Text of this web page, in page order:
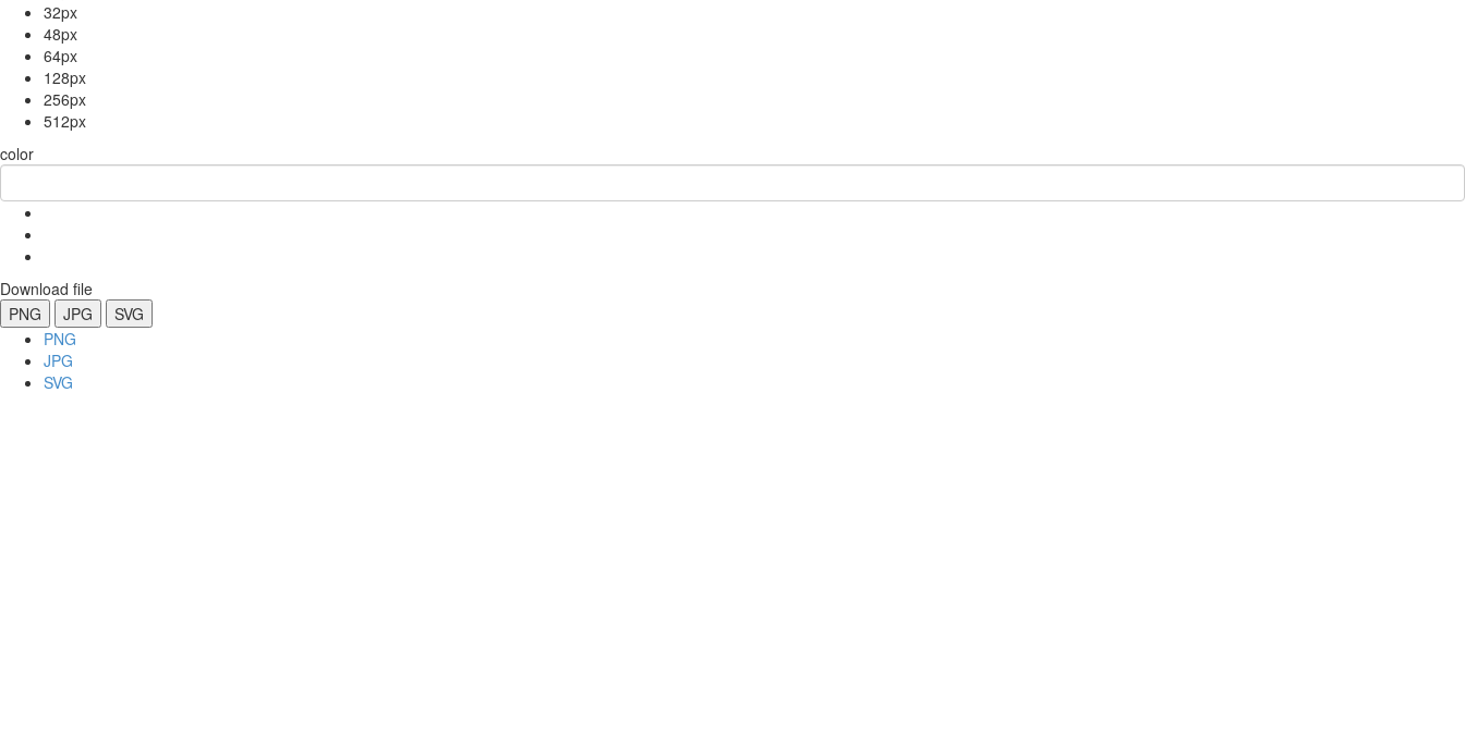
32px
48px
64px
128px
256px
512px
color
Download file
PNG
JPG
SVG
PNG
JPG
SVG